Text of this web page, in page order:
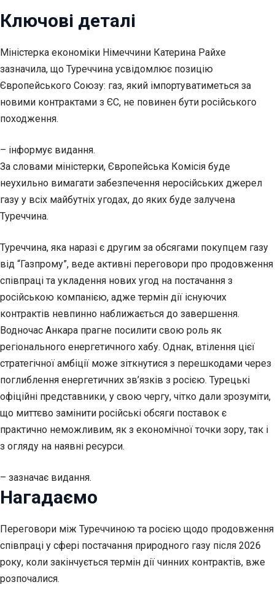
Ключові деталі
Міністерка економіки Німеччини Катерина Райхе
зазначила, що Туреччина усвідомлює позицію
Європейського Союзу: газ, який імпортуватиметься за
новими контрактами з ЄС, не повинен бути російського
походження.
– інформує видання.
За словами міністерки, Європейська Комісія буде
неухильно вимагати забезпечення неросійських джерел
газу у всіх майбутніх угодах, до яких буде залучена
Туреччина.
Туреччина, яка наразі є другим за обсягами покупцем газу
від “Газпрому”, веде активні переговори про продовження
співпраці та укладення нових угод на постачання з
російською компанією, адже термін дії існуючих
контрактів невпинно наближається до завершення.
Водночас Анкара прагне посилити свою роль як
регіонального енергетичного хабу. Однак, втілення цієї
стратегічної амбіції може зіткнутися з перешкодами через
поглиблення енергетичних зв’язків з росією. Турецькі
офіційні представники, у свою чергу, чітко дали зрозуміти,
що миттєво замінити російські обсяги поставок є
практично неможливим, як з економічної точки зору, так і
з огляду на наявні ресурси.
– зазначає видання.
Нагадаємо
Переговори між Туреччиною та росією щодо продовження
співпраці у сфері постачання природного газу після 2026
року, коли закінчується термін дії чинних контрактів, вже
розпочалися.